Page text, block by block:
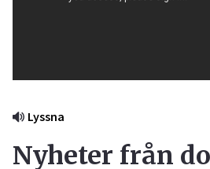
Lyssna
Nyheter från